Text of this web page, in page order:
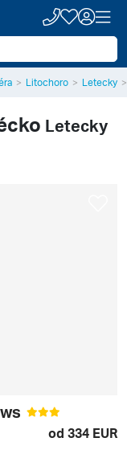
Litochoro Letecky
Letecky
od 334 EUR